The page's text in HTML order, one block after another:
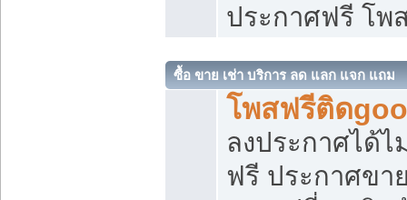
ประกาศฟรี โพ
ซื้อ ขาย เช่า บริการ ลด แลก แจก แถม
โพสฟรีติด
ลงประกาศได้
ฟรี ประกาศข